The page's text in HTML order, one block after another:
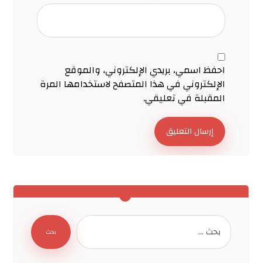
احفظ اسمي، بريدي الإلكتروني، والموقع
الإلكتروني في هذا المتصفح لاستخدامها المرة
المقبلة في تعليقي.